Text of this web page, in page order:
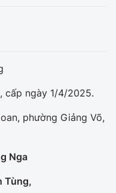
cấp ngày 1/4/2025.
phường Giảng Võ,
Nga
Tùng,